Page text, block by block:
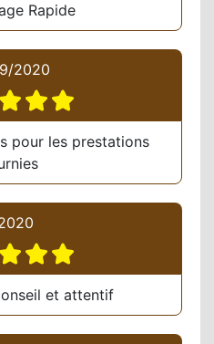
Rapide
2020
pour les prestations
et attentif